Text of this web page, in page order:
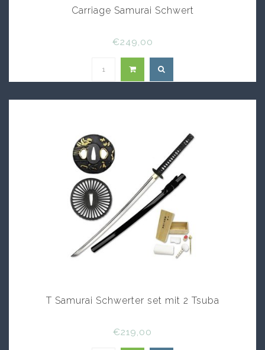
Carriage Samurai Schwert
€249,00
T Samurai Schwerter set mit 2 Tsuba
€219,00